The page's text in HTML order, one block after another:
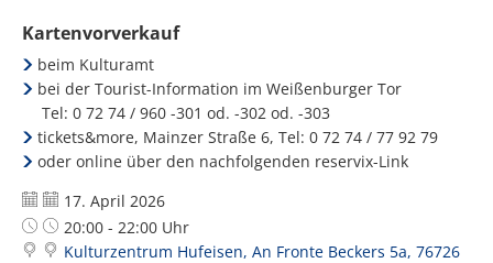
Kartenvorverkauf
beim Kulturamt
bei der Tourist-Information im Weißenburger Tor
Tel: 0 72 74 / 960 -301 od. -302 od. -303
tickets&more, Mainzer Straße 6, Tel: 0 72 74 / 77 92 79
oder online über den nachfolgenden reservix-Link
Datum:
17. April 2026
Uhrzeit:
20:00 - 22:00 Uhr
Kulturzentrum Hufeisen, An Fronte Beckers 5a, 76726